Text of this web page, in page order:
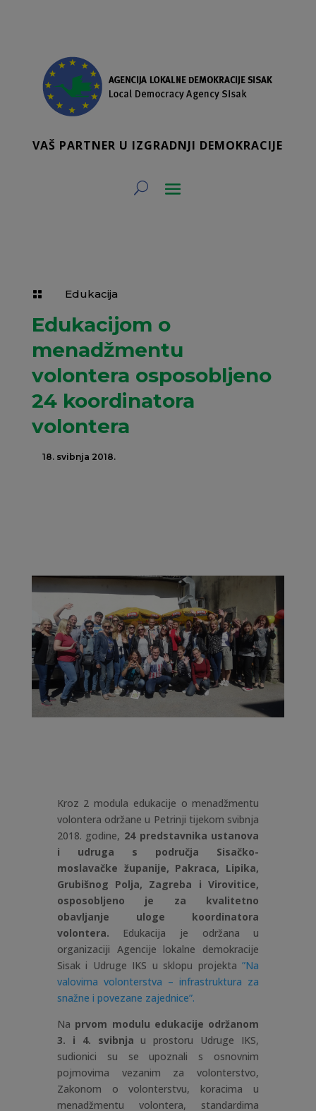
VAŠ PARTNER U IZGRADNJI DEMOKRACIJE
 Edukacija
Edukacijom o
menadžmentu
volontera osposobljeno
24 koordinatora
volontera
18. svibnja 2018.
Kroz 2 modula edukacije o menadžmentu
volontera održane u Petrinji tijekom svibnja
2018. godine, 24 predstavnika ustanova
i udruga s područja Sisačko-
moslavačke županije, Pakraca, Lipika,
Grubišnog Polja, Zagreba i Virovitice,
osposobljeno je za kvalitetno
obavljanje uloge koordinatora
volontera.
Edukacija je održana u
organizaciji Agencije lokalne demokracije
Sisak i Udruge IKS u sklopu projekta ”Na
valovima volonterstva – infrastruktura za
snažne i povezane zajednice”.
Na prvom modulu edukacije održanom
3. i 4. svibnja u prostoru Udruge IKS,
sudionici su se upoznali s osnovnim
pojmovima vezanim za volonterstvo,
Zakonom o volonterstvu, koracima u
menadžmentu volontera, standardima